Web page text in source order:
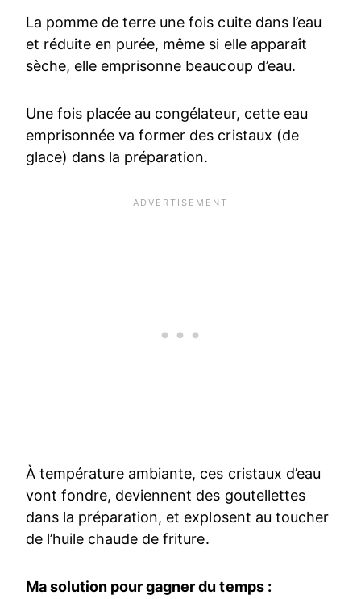
La pomme de terre une fois cuite dans l’eau
et réduite en purée, même si elle apparaît
sèche, elle emprisonne beaucoup d’eau.
Une fois placée au congélateur, cette eau
emprisonnée va former des cristaux (de
glace) dans la préparation.
À température ambiante, ces cristaux d’eau
vont fondre, deviennent des goutellettes
dans la préparation, et explosent au toucher
de l’huile chaude de friture.
Ma solution pour gagner du temps :